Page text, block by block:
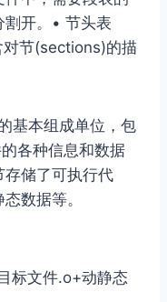
开。• 节头表
节(sections)的描
基本组成单位，包
各种信息和数据
存储了可执⾏代
数据等。
标文件.o+动静态